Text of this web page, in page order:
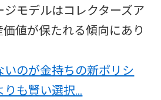
ジモデルはコレクターズア
値が保たれる傾向にあり
いのが金持ちの新ポリシ
りも賢い選択…